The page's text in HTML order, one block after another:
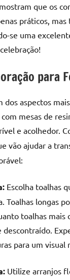
que os
práticos,
se uma
para
dos aspectos
mesas de
e acolhedor.
vão ajudar a
Escolha toalhas
Toalhas longas
toalhas mais
descontraído.
para um visual
Utilize arranjos